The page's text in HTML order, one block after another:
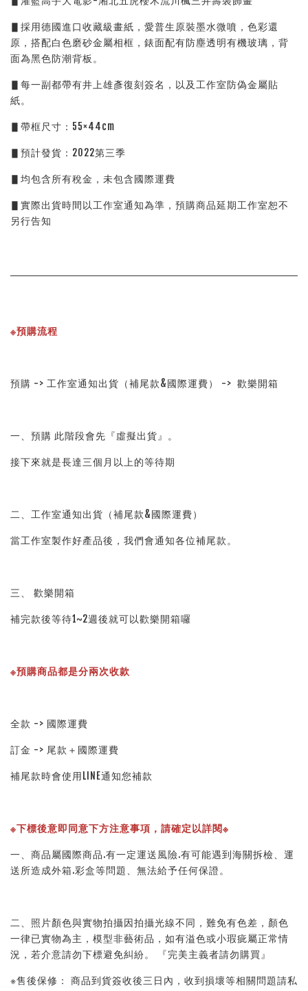
▋採用德國進口收藏級畫紙，愛普生原裝墨水微噴，色彩還
原，搭配白色磨砂金屬相框，錶面配有防塵透明有機玻璃，背
面為黑色防潮背板。
▋每一副都帶有井上雄彥復刻簽名，以及工作室防偽金屬貼
紙。
▋帶框尺寸：55×44cm
▋預計發貨：2022第三季
▋均包含所有稅金，未包含國際運費
▋實際出貨時間以工作室通知為準，預購商品延期工作室恕不
另行告知
※預購流程
預購 -> 工作室通知出貨（補尾款&國際運費） ->  歡樂開箱
一、預購 此階段會先『虛擬出貨』。
接下來就是長達三個月以上的等待期
二、工作室通知出貨（補尾款&國際運費）
當工作室製作好產品後，我們會通知各位補尾款。
三、 歡樂開箱
補完款後等待1~2週後就可以歡樂開箱囉
※預購商品都是分兩次收款
全款 -> 國際運費
訂金 -> 尾款＋國際運費
補尾款時會使用LINE通知您補款
※下標後意即同意下方注意事項，請確定以詳閱※
一、商品屬國際商品.有一定運送風險.有可能遇到海關拆檢、運
送所造成外箱.彩盒等問題、無法給予任何保證。
二、照片顏色與實物拍攝因拍攝光線不同，難免有色差，顏色
一律已實物為主，模型非藝術品，如有溢色或小瑕疵屬正常情
況，若介意請勿下標避免糾紛。 『完美主義者請勿購買』
※售後保修： 商品到貨簽收後三日內，收到損壞等相關問題請私